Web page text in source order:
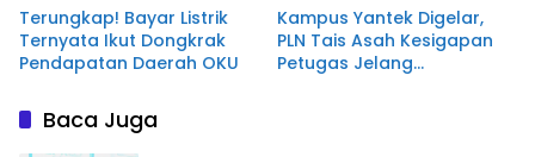
Terungkap! Bayar Listrik
Ternyata Ikut Dongkrak
Pendapatan Daerah OKU
Kampus Yantek Digelar,
PLN Tais Asah Kesigapan
Petugas Jelang
Baca Juga